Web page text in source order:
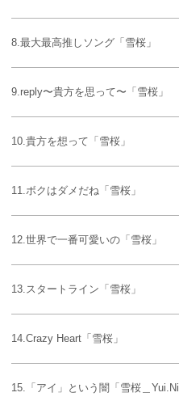
8.最大最高推しソング「雪桜」
9.reply〜貴方を思って〜「雪桜」
10.貴方を想って「雪桜」
11.ボクはダメだね「雪桜」
12.世界で一番可愛いの「雪桜」
13.スタートライン「雪桜」
14.Crazy Heart「雪桜」
15.「アイ」という闇「雪桜＿